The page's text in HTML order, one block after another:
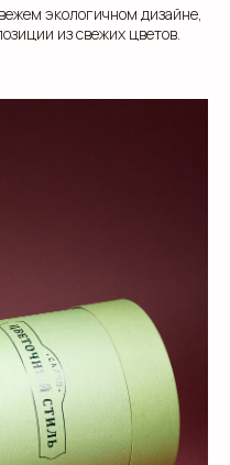
экологичном дизайне,
из свежих цветов.